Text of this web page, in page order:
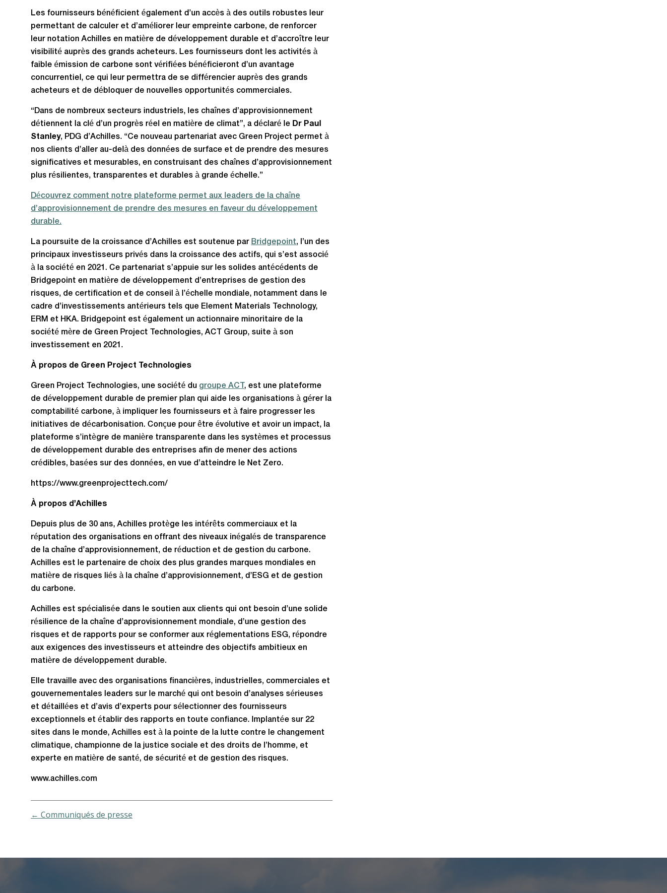
Les fournisseurs bénéficient également d’un accès à des outils robustes leur
permettant de calculer et d’améliorer leur empreinte carbone, de renforcer
leur notation Achilles en matière de développement durable et d’accroître leur
visibilité auprès des grands acheteurs. Les fournisseurs dont les activités à
faible émission de carbone sont vérifiées bénéficieront d’un avantage
concurrentiel, ce qui leur permettra de se différencier auprès des grands
acheteurs et de débloquer de nouvelles opportunités commerciales.
“Dans de nombreux secteurs industriels, les chaînes d’approvisionnement
détiennent la clé d’un progrès réel en matière de climat”, a déclaré le Dr Paul
Stanley, PDG d’Achilles. “Ce nouveau partenariat avec Green Project permet à
nos clients d’aller au-delà des données de surface et de prendre des mesures
significatives et mesurables, en construisant des chaînes d’approvisionnement
plus résilientes, transparentes et durables à grande échelle.”
Découvrez comment notre plateforme permet aux leaders de la chaîne
d’approvisionnement de prendre des mesures en faveur du développement
durable.
La poursuite de la croissance d’Achilles est soutenue par Bridgepoint, l’un des
principaux investisseurs privés dans la croissance des actifs, qui s’est associé
à la société en 2021. Ce partenariat s’appuie sur les solides antécédents de
Bridgepoint en matière de développement d’entreprises de gestion des
risques, de certification et de conseil à l’échelle mondiale, notamment dans le
cadre d’investissements antérieurs tels que Element Materials Technology,
ERM et HKA. Bridgepoint est également un actionnaire minoritaire de la
société mère de Green Project Technologies, ACT Group, suite à son
investissement en 2021.
À propos de Green Project Technologies
Green Project Technologies, une société du groupe ACT , est une plateforme
de développement durable de premier plan qui aide les organisations à gérer la
comptabilité carbone, à impliquer les fournisseurs et à faire progresser les
initiatives de décarbonisation. Conçue pour être évolutive et avoir un impact, la
plateforme s’intègre de manière transparente dans les systèmes et processus
de développement durable des entreprises afin de mener des actions
crédibles, basées sur des données, en vue d’atteindre le Net Zero.
https://www.greenprojecttech.com/
À propos d’Achilles
Depuis plus de 30 ans, Achilles protège les intérêts commerciaux et la
réputation des organisations en offrant des niveaux inégalés de transparence
de la chaîne d’approvisionnement, de réduction et de gestion du carbone.
Achilles est le partenaire de choix des plus grandes marques mondiales en
matière de risques liés à la chaîne d’approvisionnement, d’ESG et de gestion
du carbone.
Achilles est spécialisée dans le soutien aux clients qui ont besoin d’une solide
résilience de la chaîne d’approvisionnement mondiale, d’une gestion des
risques et de rapports pour se conformer aux réglementations ESG, répondre
aux exigences des investisseurs et atteindre des objectifs ambitieux en
matière de développement durable.
Elle travaille avec des organisations financières, industrielles, commerciales et
gouvernementales leaders sur le marché qui ont besoin d’analyses sérieuses
et détaillées et d’avis d’experts pour sélectionner des fournisseurs
exceptionnels et établir des rapports en toute confiance. Implantée sur 22
sites dans le monde, Achilles est à la pointe de la lutte contre le changement
climatique, championne de la justice sociale et des droits de l’homme, et
experte en matière de santé, de sécurité et de gestion des risques.
www.achilles.com
← Communiqués de presse